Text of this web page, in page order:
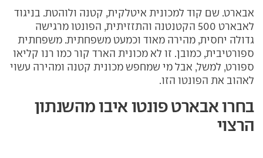
אבארט. שם קוד למכונית איטלקית, קטנה ולוהטת. בניגוד
לאבארט 500 הקטנטנה והתזזיתית, הפונטו מרגישה
גדולה יחסית, מהירה מאוד וכמעט משפחתית. משפחתית
ספורטיבית, כמובן. זו לא מכונית הארד קור כמו רנו קליאו
ספורט, למשל, אבל מי שמחפש מכונית קטנה ומהירה עשוי
לאהוב את הפונטו הזו.
בחרו אבארט פונטו איבו מהשנתון
הרצוי